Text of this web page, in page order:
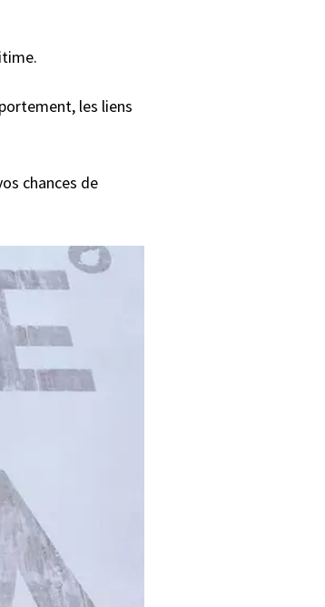
les liens
chances de